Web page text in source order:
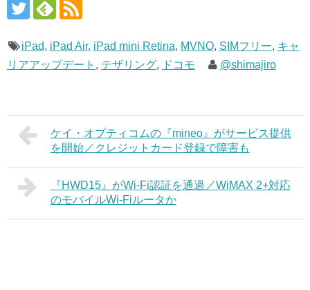
iPad, iPad Air, iPad mini Retina, MVNO, SIMフリー, キャ
リアアップデート , テザリング, ドコモ @shimajiro
ケイ・オプティコムの『mineo』がサービス提供
を開始／クレジットカード登録で障害も
『HWD15』がWi-Fi認証を通過／WiMAX 2+対応
のモバイルWi-Fiルータか